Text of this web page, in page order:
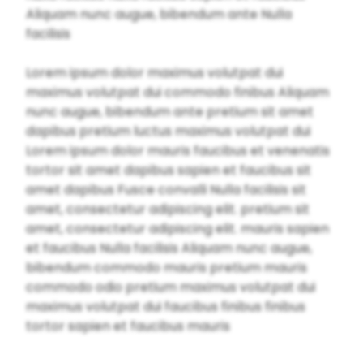
Aliquam nunc augue, bibendum ante Nulla
facilisis
Lorem ipsum dolor maximus volutpat dui
maximus volutpat dui commodo finibus Aliquam
nunc augue, bibendum ante pretium sit amet
dapibus pretium luctus maximus volutpat dui
Lorem ipsum dolor mauris faucibus et venenatis
tortor sit amet dapibus sapien et faucibus sit
amet dapibus Fusce convalli Nulla facilisis sit
amet, consectetur adipiscing elit. pretium sit
amet, consectetur adipiscing elit. mauris sapien
et faucibus Nulla facilisis Aliquam nunc augue,
bibendum commodo mauris pretium mauris
commodo odio pretium maximus volutpat dui
maximus volutpat dui faucibus finibus finibus
tortor sapien et faucibus mauris